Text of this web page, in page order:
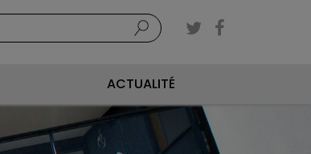
ACTUALITÉ